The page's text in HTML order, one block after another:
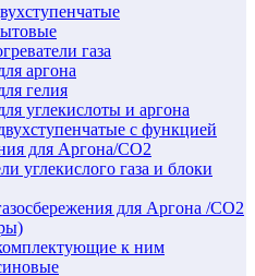
газа
аргона
гелия
углекислоты и аргона
c функцией
для Аргона/СО2
углекислого газа и блоки
для Аргона /СО2
к ним